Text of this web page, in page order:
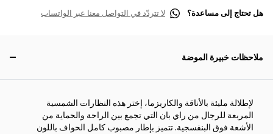
هل تحتاج إلى مساعدة؟ لا تتردّد في التواصل معنا عبر الواتساب
ملاحظات خبيرة الموضة
لإطلالة مليئة بالأناقة والكاريزما، إختر هذه النظارات الشمسية
المربعة للرجال من راي بان التي تجمع بين الراحة والحماية من
الأشعة فوق البنفسجية. تتميز بإطار مصبوب كامل الحواف باللون